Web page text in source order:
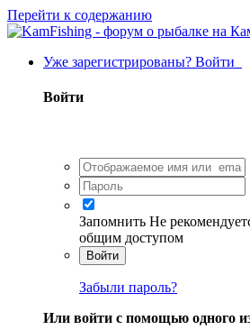
Перейти к содержанию
Уже зарегистрированы? Войти
Войти
Запомнить Не
общим доступом
Войти
Забыли пароль?
Или войти с помощью одного